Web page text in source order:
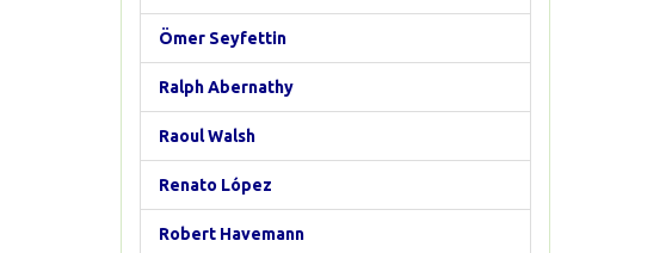
Ömer Seyfettin
Ralph Abernathy
Raoul Walsh
Renato López
Robert Havemann